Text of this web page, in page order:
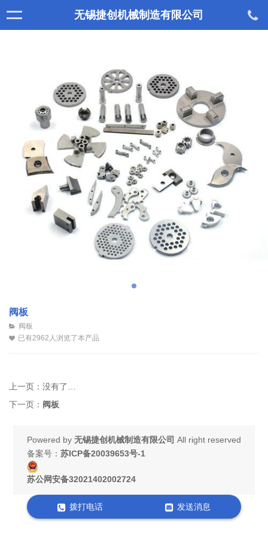
无锡捷创机械制造有限公司
阀板
阀板
已有2962人浏览了本产品
上一页： 没有了…
下一页： 阀板
Powered by 无锡捷创机械制造有限公司 All right reserved
备案号： 苏ICP备20039653号-1
苏公网安备32021402002724
拨打电话 发送消息